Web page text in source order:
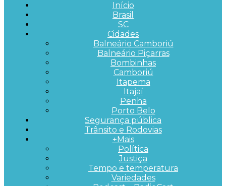
Início
Brasil
SC
Cidades
Balneário Camboriú
Balneário Piçarras
Bombinhas
Camboriú
Itapema
Itajaí
Penha
Porto Belo
Segurança pública
Trânsito e Rodovias
+Mais
Política
Justiça
Tempo e temperatura
Variedades